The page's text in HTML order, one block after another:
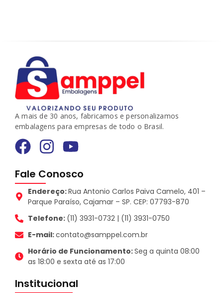
A mais de 30 anos, fabricamos e personalizamos
embalagens para empresas de todo o Brasil.
Fale Conosco
Endereço:Rua Antonio Carlos Paiva Camelo, 401 –
Parque Paraíso, Cajamar – SP. CEP: 07793-870
Telefone: (11) 3931-0732 | (11) 3931-0750
E-mail:contato@samppel.com.br
Horário de Funcionamento:Seg a quinta 08:00
as 18:00 e sexta até as 17:00
Institucional